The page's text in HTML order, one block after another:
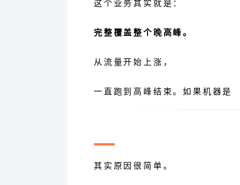
这个业务其实就是：
完整覆盖整个晚高峰。
从流量开始上涨，
一直跑到高峰结束。如果机器是
其实原因很简单。